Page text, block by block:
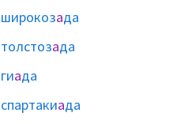
широкозада
толстозада
гиада
спартакиада